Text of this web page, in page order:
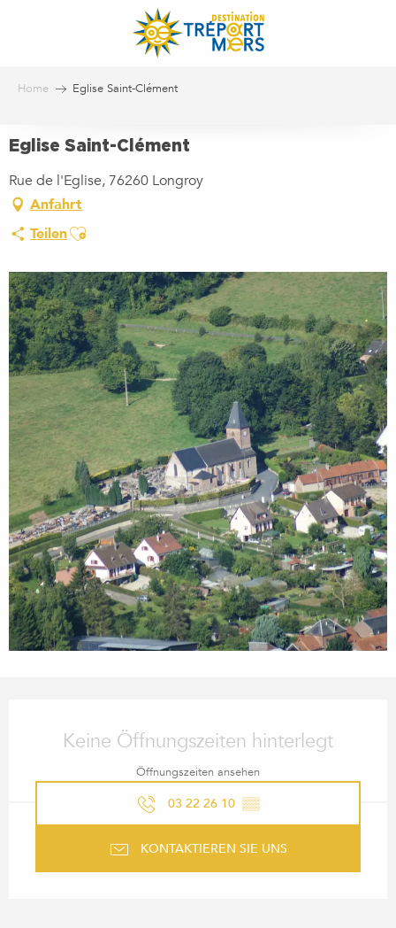
Home Eglise Saint-Clément
Eglise Saint-Clément
Rue de l'Eglise, 76260 Longroy
Anfahrt
TeilenAjouter aux favoris
Keine Öffnungszeiten hinterlegt
Öffnungszeiten ansehen
03 22 26 10 ▒▒
KONTAKTIEREN SIE UNS